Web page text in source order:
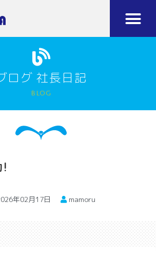
ログ 社長日記
blog
年02月17日 mamoru